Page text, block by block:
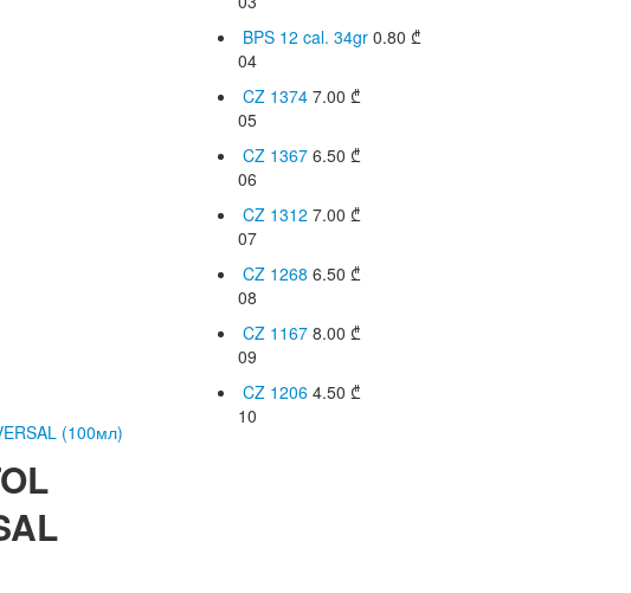
BPS 12 cal. 34gr 0.80 ₾
04
CZ 1374 7.00 ₾
05
CZ 1367 6.50 ₾
06
CZ 1312 7.00 ₾
07
CZ 1268 6.50 ₾
08
CZ 1167 8.00 ₾
09
CZ 1206 4.50 ₾
10